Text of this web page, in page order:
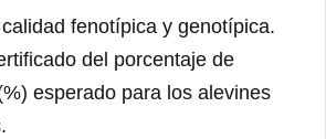
fenotípica y genotípica.
del porcentaje de
esperado para los alevines